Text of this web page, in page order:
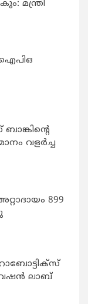
മന്ത്രി
ഐപിഒ
വളർച്ച
899
റോബോട്ടിക്സ്
ലാബ്